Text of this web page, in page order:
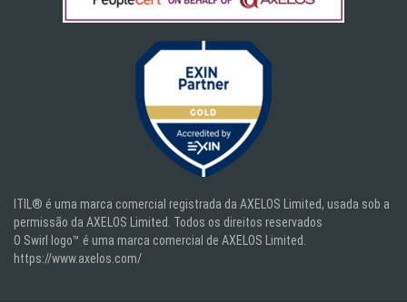
ITIL® é uma marca comercial registrada da AXELOS Limited, usada sob a
permissão da AXELOS Limited. Todos os direitos reservados
O Swirl logo™ é uma marca comercial de AXELOS Limited.
https://www.axelos.com/